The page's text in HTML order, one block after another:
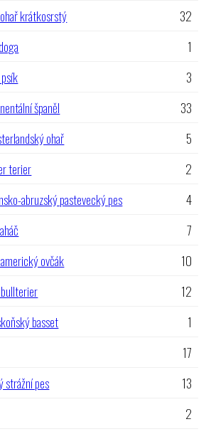
krátkosrstý
32
1
3
španěl
33
ohař
5
terier
2
abruzský pastevecký pes
4
7
ovčák
10
12
basset
1
17
strážní pes
13
2